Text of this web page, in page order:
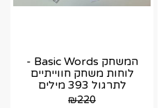
המשחק Basic Words -
לוחות משחק חווייתיים
לתרגול 393 מילים
המחולקות לפי
₪220